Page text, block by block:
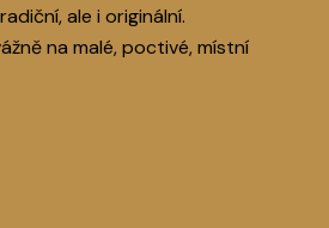
ale i originální.
na malé, poctivé, místní